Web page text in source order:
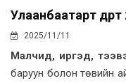
Улаанбаатарт
2025/11/11
Малчид, иргэд,
баруун болон төвийн